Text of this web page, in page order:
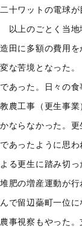
二十ワットの電球
以上のごとく当地
造田に多額の費用
変な苦境となった
であった。日々の
教農工事（更生事
かならなかった。
であったように思
よる更生に踏み切
堆肥の増産運動が
んで留辺蘂町一位
農事視察もやった